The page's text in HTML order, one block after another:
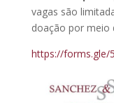
vagas são
doação por meio
https://forms.gle/